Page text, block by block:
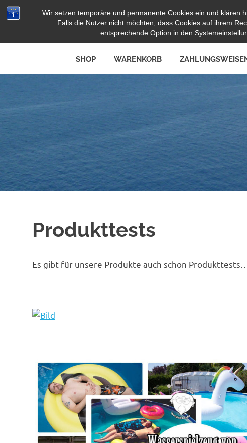
Wir setzen temporäre und permanente Cookies ein und klären
Falls die Nutzer nicht möchten, dass Cookies auf ihrem
entsprechende Option in den
Zum
Inhalt
Herz Pooltoy
SHOP WARENKORB
Produkttests
Es gibt für unsere Produkte auch schon Produkttests…